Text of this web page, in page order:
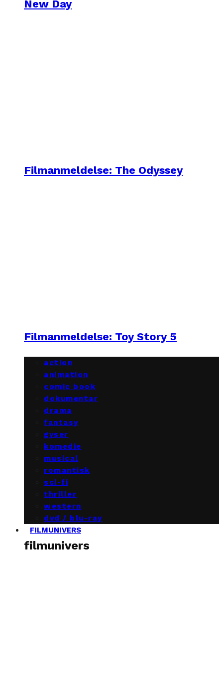
New Day
Filmanmeldelse: The Odyssey
Filmanmeldelse: Toy Story 5
action
animation
comic book
dokumentar
drama
fantasy
gyser
komedie
musical
romantisk
sci-fi
thriller
western
dvd / blu-ray
FILMUNIVERS
filmunivers